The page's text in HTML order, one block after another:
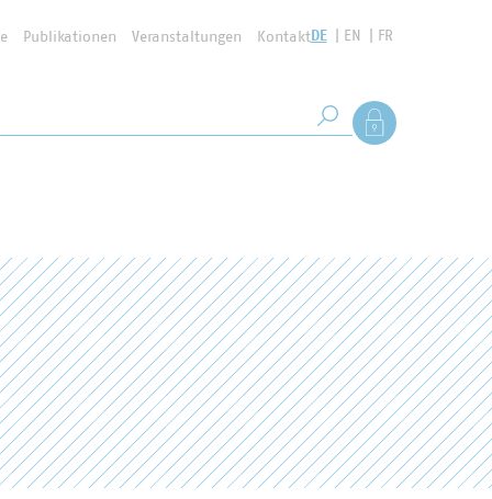
Publikationen Veranstaltungen KontaktDE EN FR
Suche starten
Als Mitglied